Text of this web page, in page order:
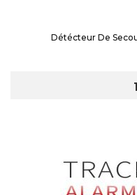
Détécteur De